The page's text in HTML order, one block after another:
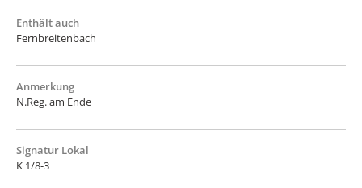
Enthält auch
Fernbreitenbach
Anmerkung
N.Reg. am Ende
Signatur Lokal
K 1/8-3